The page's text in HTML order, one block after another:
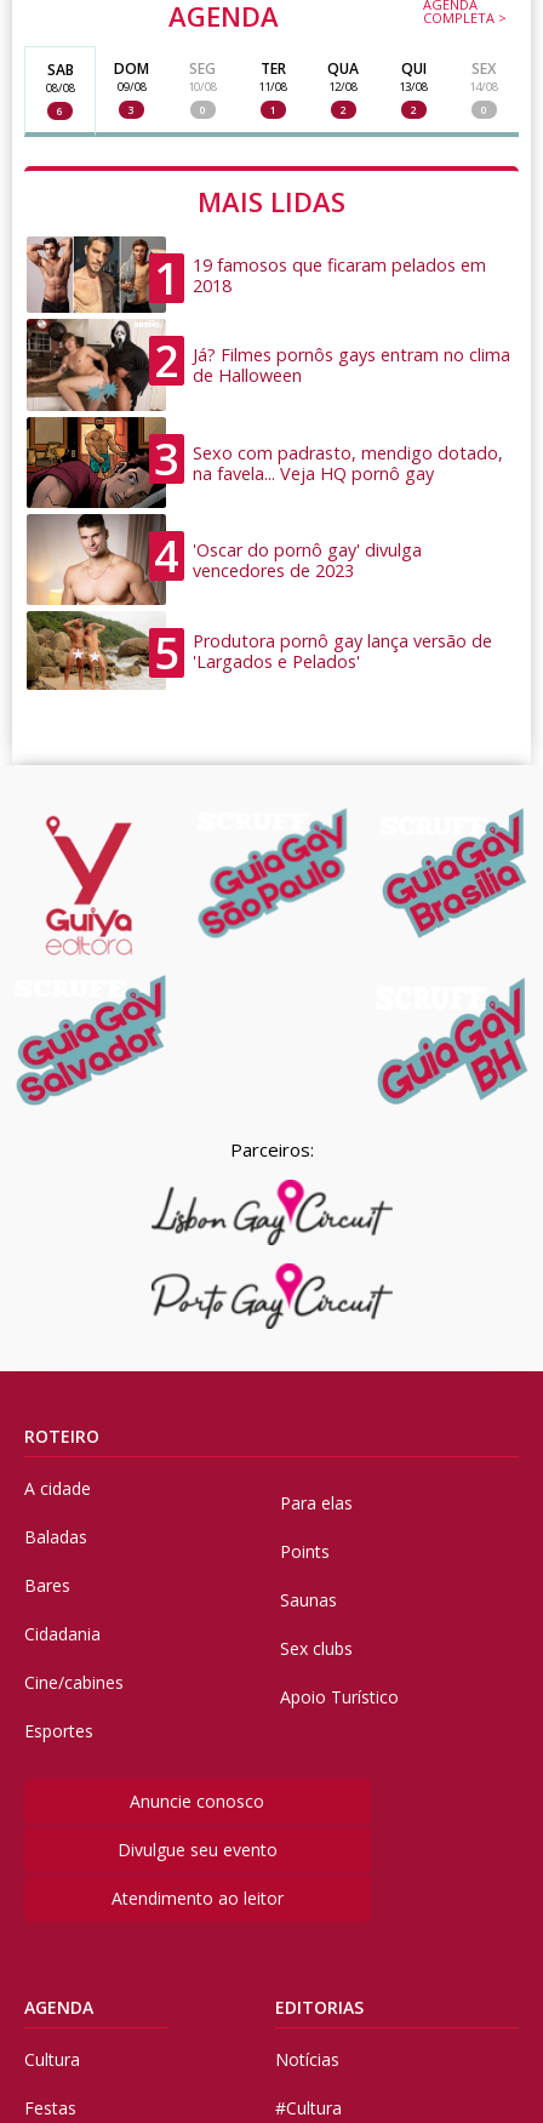
AGENDA AGENDA
COMPLETA >
SAB
08/08
6
DOM
09/08
3
SEG
10/08
0
TER
11/08
1
QUA
12/08
2
QUI
13/08
2
SEX
14/08
0
MAIS LIDAS
1
19 famosos que ficaram pelados em
2018
2
Já? Filmes pornôs gays entram no clima
de Halloween
3
Sexo com padrasto, mendigo dotado,
na favela... Veja HQ pornô gay
4
'Oscar do pornô gay' divulga
vencedores de 2023
5
Produtora pornô gay lança versão de
'Largados e Pelados'
Parceiros:
ROTEIRO
A cidade
Baladas
Bares
Cidadania
Cine/cabines
Esportes
Para elas
Points
Saunas
Sex clubs
Apoio Turístico
Anuncie conosco
Divulgue seu evento
Atendimento ao leitor
AGENDA
Cultura
Festas
EDITORIAS
Notícias
#Cultura